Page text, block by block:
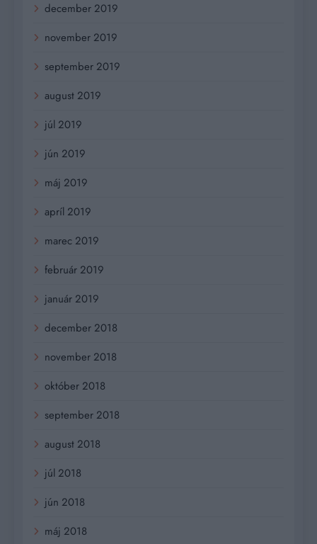
december 2019
november 2019
september 2019
august 2019
júl 2019
jún 2019
máj 2019
apríl 2019
marec 2019
február 2019
január 2019
december 2018
november 2018
október 2018
september 2018
august 2018
júl 2018
jún 2018
máj 2018